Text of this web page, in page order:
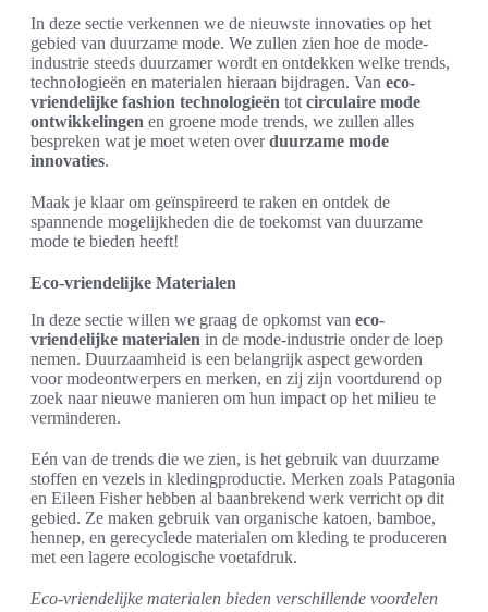
In deze sectie verkennen we de nieuwste innovaties op het
gebied van duurzame mode. We zullen zien hoe de mode-
industrie steeds duurzamer wordt en ontdekken welke trends,
technologieën en materialen hieraan bijdragen. Van eco-
vriendelijke fashion technologieën tot circulaire mode
ontwikkelingen en groene mode trends, we zullen alles
bespreken wat je moet weten overduurzame mode
innovaties.
Maak je klaar om geïnspireerd te raken en ontdek de
spannende mogelijkheden die de toekomst van duurzame
mode te bieden heeft!
Eco-vriendelijke Materialen
In deze sectie willen we graag de opkomst van eco-
vriendelijke materialen in de mode-industrie onder de loep
nemen. Duurzaamheid is een belangrijk aspect geworden
voor modeontwerpers en merken, en zij zijn voortdurend op
zoek naar nieuwe manieren om hun impact op het milieu te
verminderen.
Eén van de trends die we zien, is het gebruik van duurzame
stoffen en vezels in kledingproductie. Merken zoals Patagonia
en Eileen Fisher hebben al baanbrekend werk verricht op dit
gebied. Ze maken gebruik van organische katoen, bamboe,
hennep, en gerecyclede materialen om kleding te produceren
met een lagere ecologische voetafdruk.
Eco-vriendelijke materialen bieden verschillende voordelen